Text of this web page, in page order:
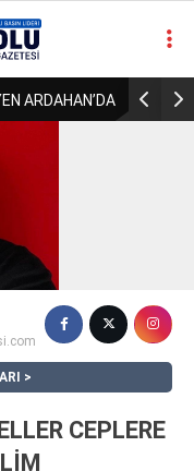
ZURMAL’IN 7
CEPLERE